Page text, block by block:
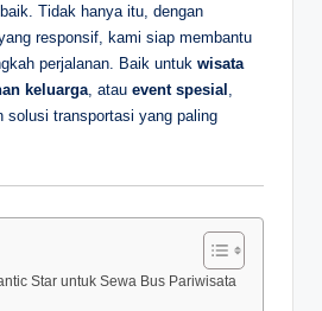
Tidak hanya itu, dengan
responsif, kami siap membantu
perjalanan. Baik untuk wisata
keluarga , atau event spesial
solusi transportasi yang paling
Star untuk Sewa Bus Pariwisata